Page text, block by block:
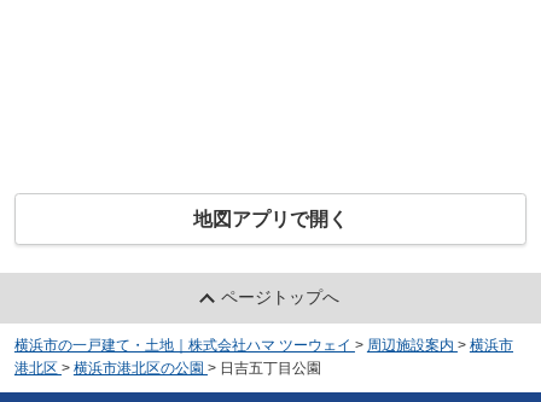
地図アプリで開く
ページトップへ
横浜市の一戸建て・土地｜株式会社ハマ ツーウェイ > 周辺施設案内 > 横浜市
港北区 > 横浜市港北区の公園 > 日吉五丁目公園